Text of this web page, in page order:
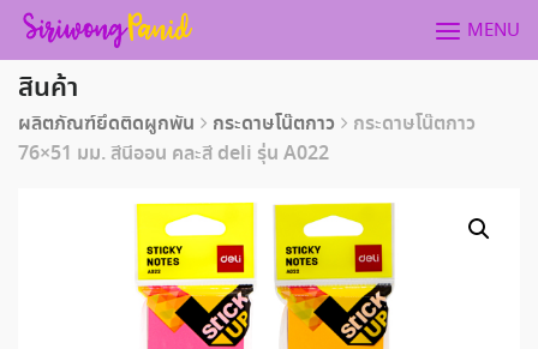
Skip
content
MENU
สินค้า
ผลิตภัณฑ์ยึดติดผูกพัน กระดาษโน๊ตกาว
กระดาษโน๊ตกาว
76×51 มม. สีนีออน คละสี deli รุ่น A022